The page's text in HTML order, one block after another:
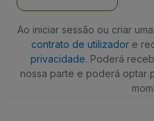
Ao iniciar sessão ou criar
contrato de utilizadore
privacidade. Poderá
nossa parte e poderá optar